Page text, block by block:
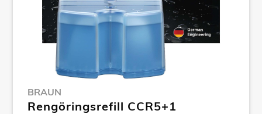
BRAUN
Rengöringsrefill CCR5+1